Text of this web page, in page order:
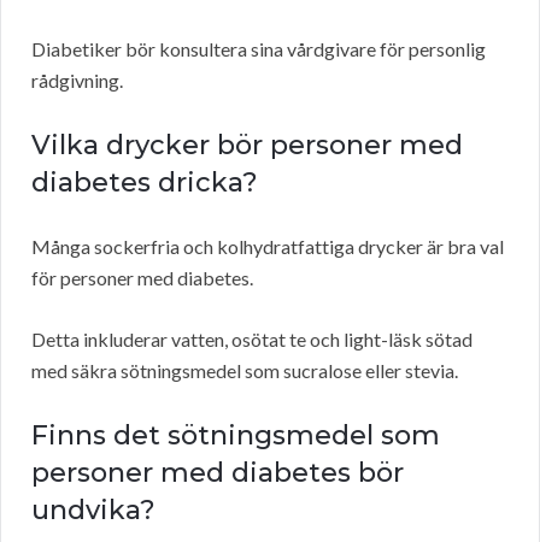
Diabetiker bör konsultera sina vårdgivare för personlig
rådgivning.
Vilka drycker bör personer med
diabetes dricka?
Många sockerfria och kolhydratfattiga drycker är bra val
för personer med diabetes.
Detta inkluderar vatten, osötat te och light-läsk sötad
med säkra sötningsmedel som sucralose eller stevia.
Finns det sötningsmedel som
personer med diabetes bör
undvika?